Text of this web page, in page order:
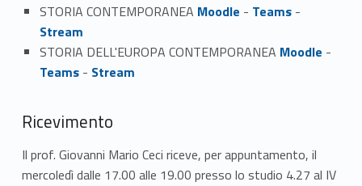
STORIA CONTEMPORANEA Moodle - Teams-
Stream
STORIA DELL'EUROPA CONTEMPORANEA Moodle -
Teams- Stream
Ricevimento
Il prof. Giovanni Mario Ceci riceve, per appuntamento, il
mercoledì dalle 17.00 alle 19.00 presso lo studio 4.27 al IV